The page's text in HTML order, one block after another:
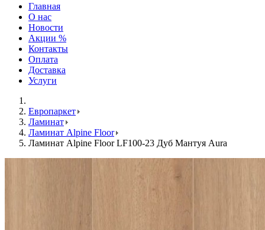
Главная
О нас
Новости
Акции %
Контакты
Оплата
Доставка
Услуги
Европаркет
Ламинат
Ламинат Alpine Floor
Ламинат Alpine Floor LF100-23 Дуб Мантуя Aura